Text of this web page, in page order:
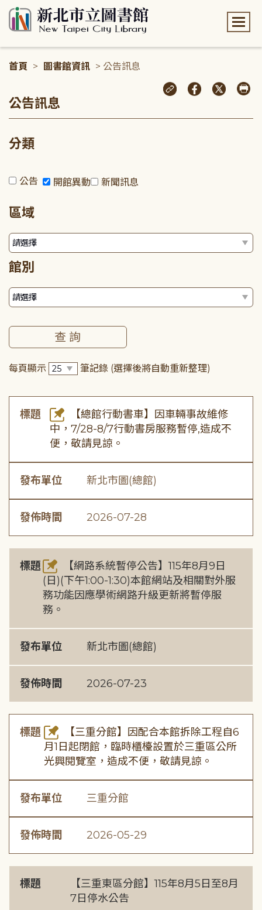
首頁 > 圖書館資訊 > 公告訊息
公告訊息
分類
公告 開館異動 新聞訊息
區域
館別
每頁顯示 筆記錄 (選擇後將自動重新整理)
標題
【總館行動書車】因車輛事故維修
中，7/28-8/7行動書房服務暫停,造成不
便，敬請見諒。
發布單位 新北市圖(總館)
發佈時間 2026-07-28
標題
【網路系統暫停公告】115年8月9日
(日)(下午1:00-1:30)本館網站及相關對外服
務功能因應學術網路升級更新將暫停服
務。
發布單位 新北市圖(總館)
發佈時間 2026-07-23
標題
【三重分館】因配合本館拆除工程自6
月1日起閉館，臨時櫃檯設置於三重區公所
光興閱覽室，造成不便，敬請見諒。
發布單位 三重分館
發佈時間 2026-05-29
標題
【三重東區分館】115年8月5日至8月
7日停水公告